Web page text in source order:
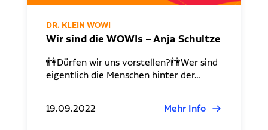
DR. KLEIN WOWI
Wir sind die WOWIs – Anja Schultze
👫Dürfen wir uns vorstellen?👫Wer sind
eigentlich die Menschen hinter der…
19.09.2022 Mehr Info